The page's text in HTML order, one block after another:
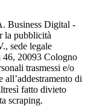
Business Digital -
la pubblicità
sede legale
46, 20093 Cologno
trasmessi e/o
di
fatto divieto
scraping.